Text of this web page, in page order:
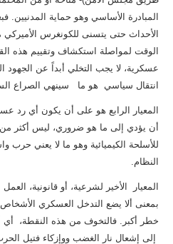
المبادرة الأساسي وهو حماية المدنيين.
الأحداث حتى يتسنى للكونغرس
الوقت لمواصلة استكشاف وتقييم هذه
عسكرية، لا يجب التخلي أبداً عن الجهود
انتقال سياسي هو ما سينهي الصراع
المعيار الرابع هو على أن يكون أي رد
أن يؤدي إلى ما هو ضروري، ليس أكثر
للأسلحة الكيميائية وهو ما لا يعني حرب
النظام.
المعيار الأخير لشرعية، أو قانونية،
بمعنى ألا يضع التدخل العسكري
خطر أكبر. فالتخوف من هذه النقطة،
إلى إشعال نار الغضب ووإزكاء فتيل